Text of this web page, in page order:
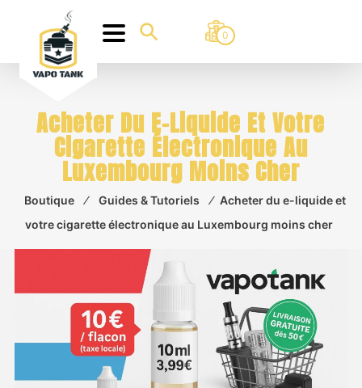
0
Acheter Du E-Liquide Et Votre
Cigarette Électronique Au
Luxembourg Moins Cher
Boutique ⁄ Guides & Tutoriels ⁄ Acheter du e-liquide et
votre cigarette électronique au Luxembourg moins cher